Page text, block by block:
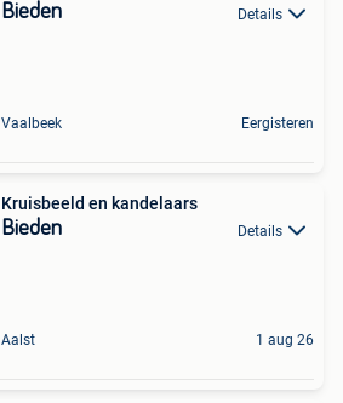
Bieden Details
Vaalbeek Eergisteren
Kruisbeeld en kandelaars
Bieden Details
Aalst 1 aug 26